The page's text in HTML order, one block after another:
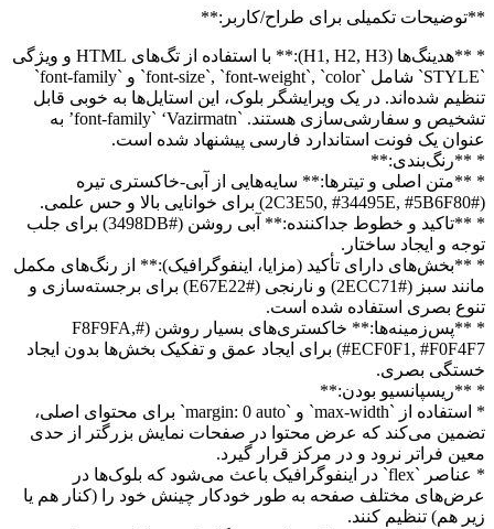
**توضیحات تکمیلی برای طراح/کاربر:**
* **هدینگ‌ها (H1, H2, H3):** با استفاده از تگ‌های HTML و ویژگی
`STYLE` شامل `font-size`, `font-weight`, `color` و `font-family`
تنظیم شده‌اند. در یک ویرایشگر بلوک، این استایل‌ها به خوبی قابل
تشخیص و سفارشی‌سازی هستند. `font-family` ‘Vazirmatn’ به
عنوان یک فونت استاندارد فارسی پیشنهاد شده است.
* **رنگ‌بندی:**
* **متن اصلی و تیترها:** سایه‌هایی از آبی-خاکستری تیره
(#2C3E50, #34495E, #5B6F80) برای خوانایی بالا و حس علمی.
* **تاکید و خطوط جداکننده:** آبی روشن (#3498DB) برای جلب
توجه و ایجاد ساختار.
* **بخش‌های دارای تأکید (مزایا، اینفوگرافیک):** از رنگ‌های مکمل
مانند سبز (#2ECC71) و نارنجی (#E67E22) برای برجسته‌سازی و
تنوع بصری استفاده شده است.
* **پس‌زمینه‌ها:** خاکستری‌های بسیار روشن (#F8F9FA,
#ECF0F1, #F0F4F7) برای ایجاد عمق و تفکیک بخش‌ها بدون ایجاد
خستگی بصری.
* **ریسپانسیو بودن:**
* استفاده از `max-width` و `margin: 0 auto` برای محتوای اصلی،
تضمین می‌کند که عرض محتوا در صفحات نمایش بزرگتر از حدی
معین فراتر نرود و در مرکز قرار گیرد.
* عناصر `flex` در اینفوگرافیک باعث می‌شود که بلوک‌ها در
عرض‌های مختلف صفحه به طور خودکار چینش خود را (کنار هم یا
زیر هم) تنظیم کنند.